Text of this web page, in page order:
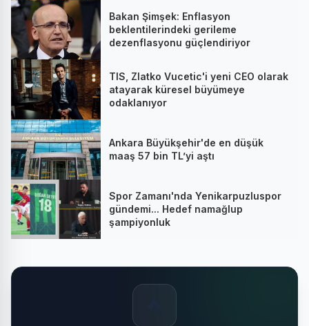
Bakan Şimşek: Enflasyon
beklentilerindeki gerileme
dezenflasyonu güçlendiriyor
TIS, Zlatko Vucetic'i yeni CEO olarak
atayarak küresel büyümeye
odaklanıyor
Ankara Büyükşehir'de en düşük
maaş 57 bin TL’yi aştı
Spor Zamanı'nda Yenikarpuzluspor
gündemi... Hedef namağlup
şampiyonluk